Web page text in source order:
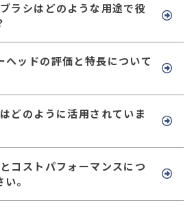
ラシはどのような用途で役
ヘッドの評価と特長について
どのように活用されていま
コストパフォーマンスにつ
。